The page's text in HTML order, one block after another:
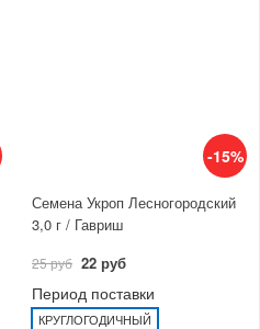
-15%
Семена Укроп Лесногородский
3,0 г / Гавриш
25 руб 22 руб
Период поставки
КРУГЛОГОДИЧНЫЙ